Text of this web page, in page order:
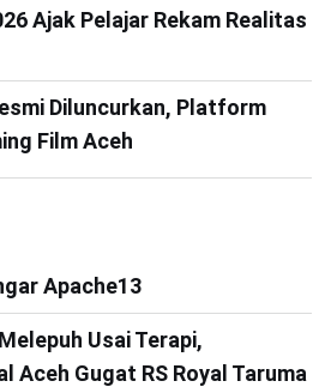
Ajak Pelajar Rekam Realitas
Diluncurkan, Platform
Film Aceh
Apache13
Usai Terapi,
Aceh Gugat RS Royal Taruma